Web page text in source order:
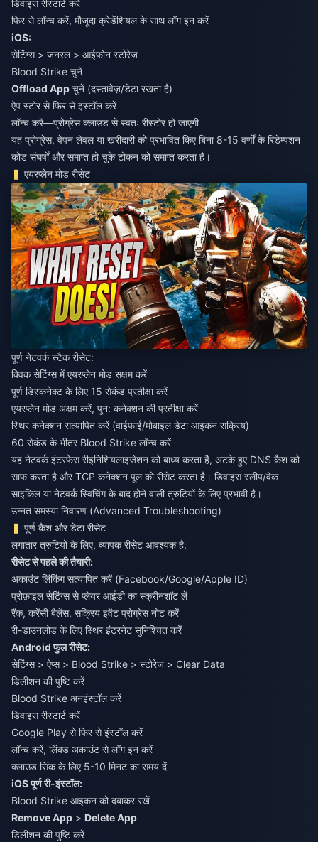
डिवाइस रीस्टार्ट करें
फिर से लॉन्च करें, मौजूदा क्रेडेंशियल के साथ लॉग इन करें
iOS:
सेटिंग्स > जनरल > आईफोन स्टोरेज
Blood Strike चुनें
Offload App चुनें (दस्तावेज़/डेटा रखता है)
ऐप स्टोर से फिर से इंस्टॉल करें
लॉन्च करें—प्रोग्रेस क्लाउड से स्वतः रीस्टोर हो जाएगी
यह प्रोग्रेस, वेपन लेवल या खरीदारी को प्रभावित किए बिना 8-15 वर्णों के रिडेम्पशन
कोड संघर्षों और समाप्त हो चुके टोकन को समाप्त करता है।
एयरप्लेन मोड रीसेट
पूर्ण नेटवर्क स्टैक रीसेट:
क्विक सेटिंग्स में एयरप्लेन मोड सक्षम करें
पूर्ण डिस्कनेक्ट के लिए 15 सेकंड प्रतीक्षा करें
एयरप्लेन मोड अक्षम करें, पुन: कनेक्शन की प्रतीक्षा करें
स्थिर कनेक्शन सत्यापित करें (वाईफाई/मोबाइल डेटा आइकन सक्रिय)
60 सेकंड के भीतर Blood Strike लॉन्च करें
यह नेटवर्क इंटरफेस रीइनिशियलाइजेशन को बाध्य करता है, अटके हुए DNS कैश को
साफ करता है और TCP कनेक्शन पूल को रीसेट करता है। डिवाइस स्लीप/वेक
साइकिल या नेटवर्क स्विचिंग के बाद होने वाली त्रुटियों के लिए प्रभावी है।
उन्नत समस्या निवारण (Advanced Troubleshooting)
पूर्ण कैश और डेटा रीसेट
लगातार त्रुटियों के लिए, व्यापक रीसेट आवश्यक है:
रीसेट से पहले की तैयारी:
अकाउंट लिंकिंग सत्यापित करें (Facebook/Google/Apple ID)
प्रोफ़ाइल सेटिंग्स से प्लेयर आईडी का स्क्रीनशॉट लें
रैंक, करेंसी बैलेंस, सक्रिय इवेंट प्रोग्रेस नोट करें
री-डाउनलोड के लिए स्थिर इंटरनेट सुनिश्चित करें
Android फुल रीसेट:
सेटिंग्स > ऐप्स > Blood Strike > स्टोरेज > Clear Data
डिलीशन की पुष्टि करें
Blood Strike अनइंस्टॉल करें
डिवाइस रीस्टार्ट करें
Google Play से फिर से इंस्टॉल करें
लॉन्च करें, लिंक्ड अकाउंट से लॉग इन करें
क्लाउड सिंक के लिए 5-10 मिनट का समय दें
iOS पूर्ण री-इंस्टॉल:
Blood Strike आइकन को दबाकर रखें
Remove App > Delete App
डिलीशन की पुष्टि करें